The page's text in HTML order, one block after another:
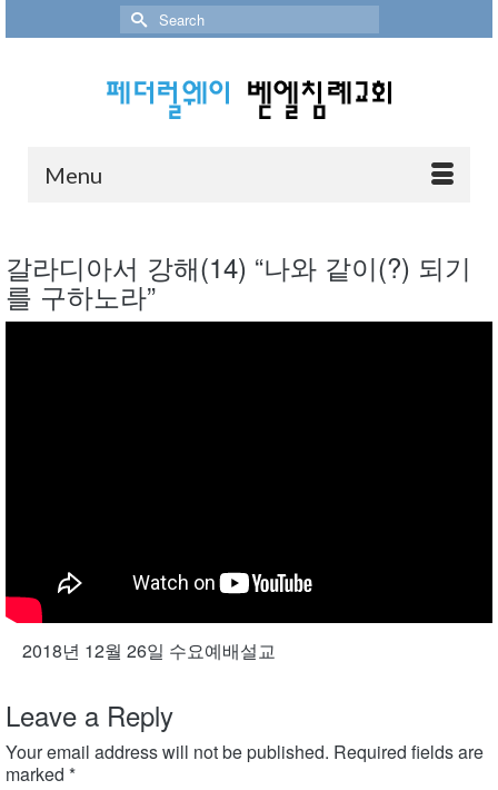
Search
for:
Menu
갈라디아서 강해(14) “나와 같이(?) 되기
를 구하노라”
2018년 12월 26일 수요예배설교
Leave a Reply
Your email address will not be published. Required fields are
marked *